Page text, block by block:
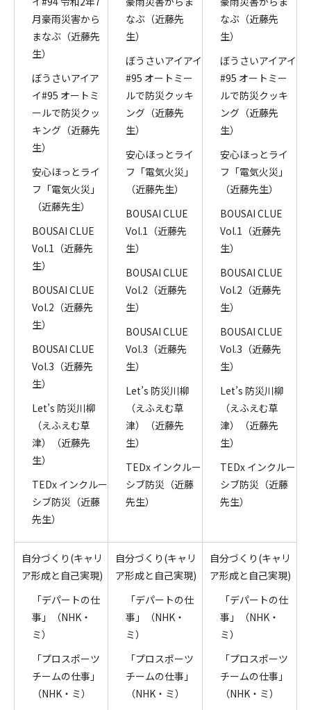
月豪雨災害から
まなぶ（近藤先
生）
ぼうさいアイア
イ#95 オートミ
ールで防災クッ
キング（近藤先
生）
安心ほっとライ
フ「電気火災」
（近藤先生）
BOUSAI CLUE
Vol.1（近藤先
生）
BOUSAI CLUE
Vol.2（近藤先
生）
BOUSAI CLUE
Vol.3（近藤先
生）
Let’s 防災川柳
（えふえむ草
津）（近藤先
生）
TEDx インクルー
シブ防災（近藤
先生）
なぶ（近藤先
生）
ぼうさいアイアイ
#95 オートミー
ルで防災クッキ
ング（近藤先
生）
安心ほっとライ
フ「電気火災」
（近藤先生）
BOUSAI CLUE
Vol.1（近藤先
生）
BOUSAI CLUE
Vol.2（近藤先
生）
BOUSAI CLUE
Vol.3（近藤先
生）
Let’s 防災川柳
（えふえむ草
津）（近藤先
生）
TEDx インクルー
シブ防災（近藤
先生）
なぶ（近藤先
生）
ぼうさいアイアイ
#95 オートミー
ルで防災クッキ
ング（近藤先
生）
安心ほっとライ
フ「電気火災」
（近藤先生）
BOUSAI CLUE
Vol.1（近藤先
生）
BOUSAI CLUE
Vol.2（近藤先
生）
BOUSAI CLUE
Vol.3（近藤先
生）
Let’s 防災川柳
（えふえむ草
津）（近藤先
生）
TEDx インクルー
シブ防災（近藤
先生）
自分づくり(キャリ
ア形成と自己実現)
「デパートの仕
事」（NHK・
ミ）
「プロスポーツ
チームの仕事」
（NHK・ミ）
自分づくり(キャリ
ア形成と自己実現)
「デパートの仕
事」（NHK・
ミ）
「プロスポーツ
チームの仕事」
（NHK・ミ）
自分づくり(キャリ
ア形成と自己実現)
「デパートの仕
事」（NHK・
ミ）
「プロスポーツ
チームの仕事」
（NHK・ミ）